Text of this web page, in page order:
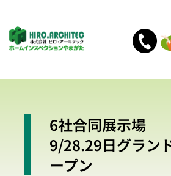
6社合同展示場
9/28.29日グラン
ープン